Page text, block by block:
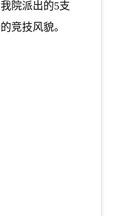
院派出的5支
竞技风貌。